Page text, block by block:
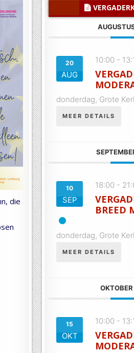
die
informeren
20
AUG
10:00 -
donderdag, Grote
MEER DETAILS
10
SEP
18:00 -
BREED
donderdag, Grote
MEER DETAILS
15
OKT
10:00 -